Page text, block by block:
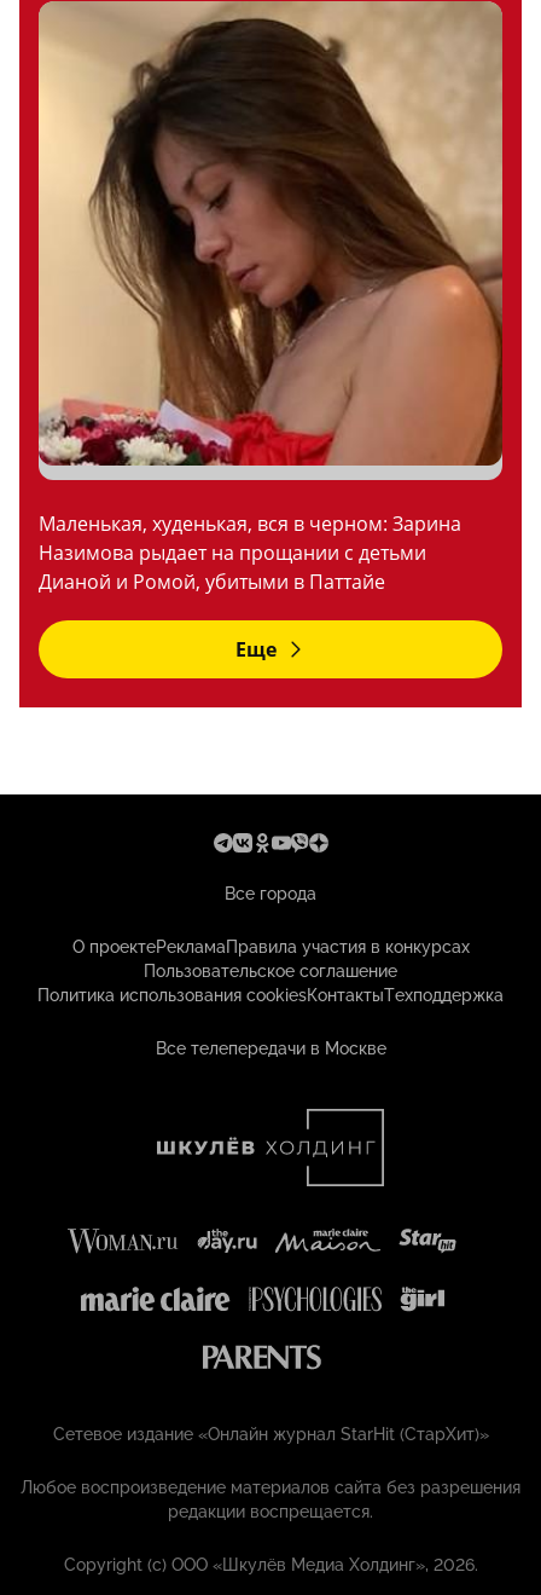
Маленькая, худенькая, вся в черном: Зарина
Назимова рыдает на прощании с детьми
Дианой и Ромой, убитыми в Паттайе
Еще
Все города
О проектеРекламаПравила участия в конкурсах
Пользовательское соглашение
Политика использования cookiesКонтактыТехподдержка
Все телепередачи в Москве
Сетевое издание «Онлайн журнал StarHit (СтарХит)»
Любое воспроизведение материалов сайта без разрешения
редакции воспрещается.
Copyright (с) ООО «Шкулёв Медиа Холдинг», 2026.